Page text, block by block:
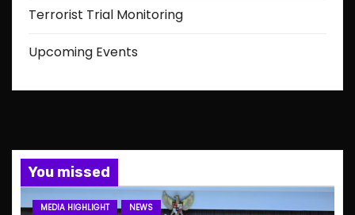
Terrorist Trial Monitoring
Upcoming Events
You missed
MEDIA HIGHLIGHT NEWS